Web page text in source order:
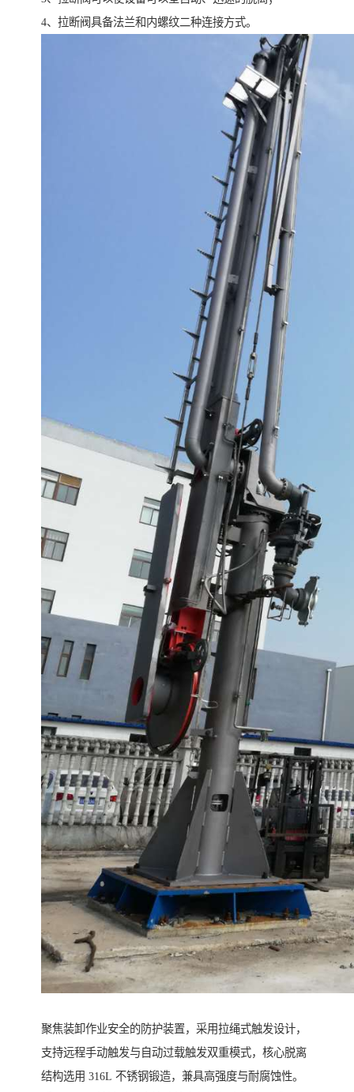
4、拉断阀具备法兰和内螺纹二种连接方式。
聚焦装卸作业安全的防护装置，采用拉绳式触发设计，
支持远程手动触发与自动过载触发双重模式，核心脱离
结构选用 316L 不锈钢锻造，兼具高强度与耐腐蚀性。